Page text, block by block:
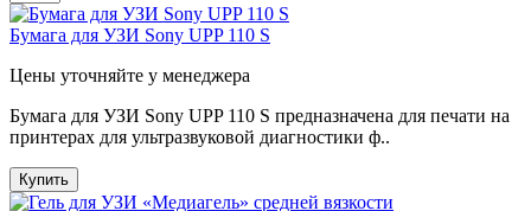
Бумага для УЗИ Sony UPP 110 S
Цены уточняйте у менеджера
Бумага для УЗИ Sony UPP 110 S предназначена для печати на
принтерах для ультразвуковой диагностики ф..
Купить